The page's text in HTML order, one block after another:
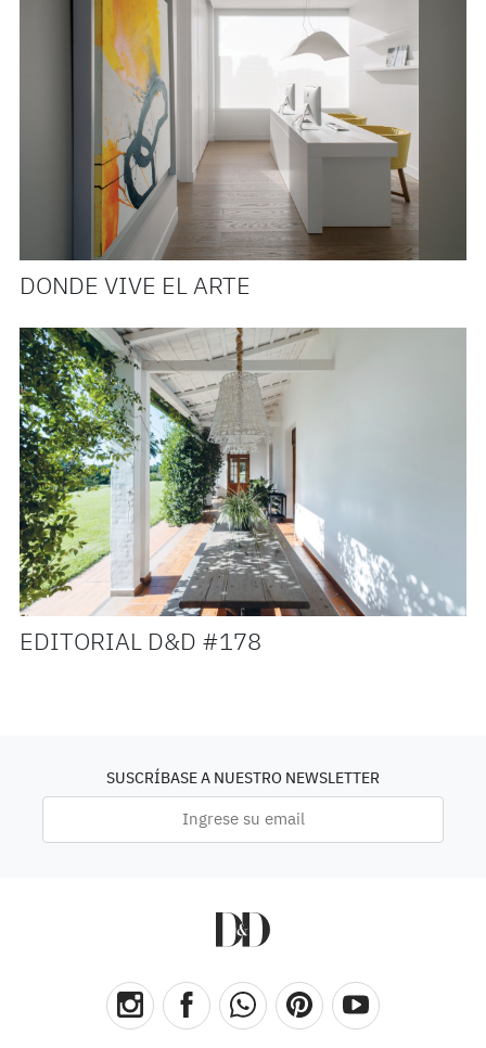
DONDE VIVE EL ARTE
EDITORIAL D&D #178
SUSCRÍBASE A NUESTRO NEWSLETTER